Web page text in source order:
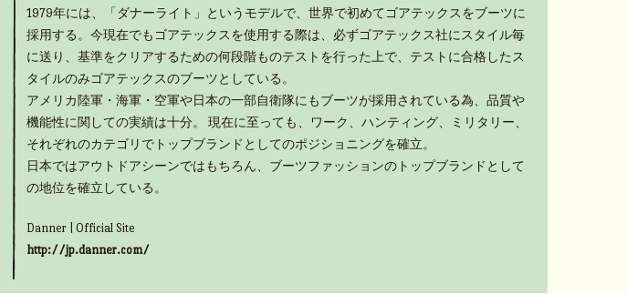
1979年には、「ダナーライト」というモデルで、世界で初めてゴアテックスをブーツに
採用する。今現在でもゴアテックスを使用する際は、必ずゴアテックス社にスタイル毎
に送り、基準をクリアするための何段階ものテストを行った上で、テストに合格したス
タイルのみゴアテックスのブーツとしている。
アメリカ陸軍・海軍・空軍や日本の一部自衛隊にもブーツが採用されている為、品質や
機能性に関しての実績は十分。 現在に至っても、ワーク、ハンティング、ミリタリー、
それぞれのカテゴリでトップブランドとしてのポジショニングを確立。
日本ではアウトドアシーンではもちろん、ブーツファッションのトップブランドとして
の地位を確立している。
Danner | Official Site
http://jp.danner.com/